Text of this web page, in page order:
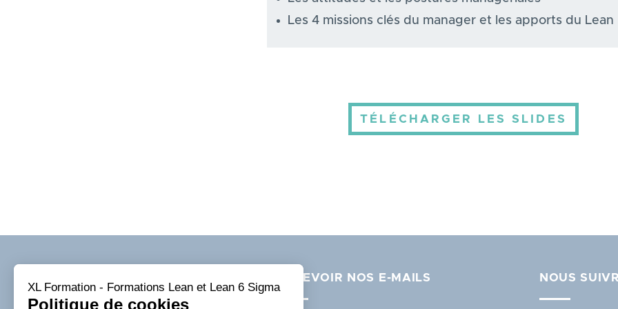
XL Formation - Formations Lean et Lean 6 Sigma
Politique de cookies
Les 4 missions clés du manager et les apports du Lean
TÉLÉCHARGER LES SLIDES
RECEVOIR NOS E-MAILS NOUS